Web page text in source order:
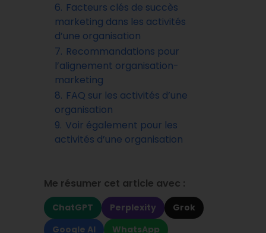
6. Facteurs clés de succès
marketing dans les activités
d’une organisation
7. Recommandations pour
l’alignement organisation-
marketing
8. FAQ sur les activités d’une
organisation
9. Voir également pour les
activités d’une organisation
Me résumer cet article avec :
ChatGPT Perplexity
Grok
Google AI
WhatsApp